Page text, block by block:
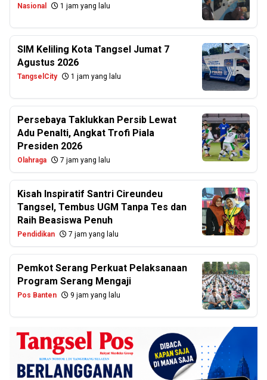
Nasional 1 jam yang lalu
SIM Keliling Kota Tangsel Jumat 7
Agustus 2026
TangselCity 1 jam yang lalu
Persebaya Taklukkan Persib Lewat
Adu Penalti, Angkat Trofi Piala
Presiden 2026
Olahraga 7 jam yang lalu
Kisah Inspiratif Santri Cireundeu
Tangsel, Tembus UGM Tanpa Tes dan
Raih Beasiswa Penuh
Pendidikan 7 jam yang lalu
Pemkot Serang Perkuat Pelaksanaan
Program Serang Mengaji
Pos Banten 9 jam yang lalu